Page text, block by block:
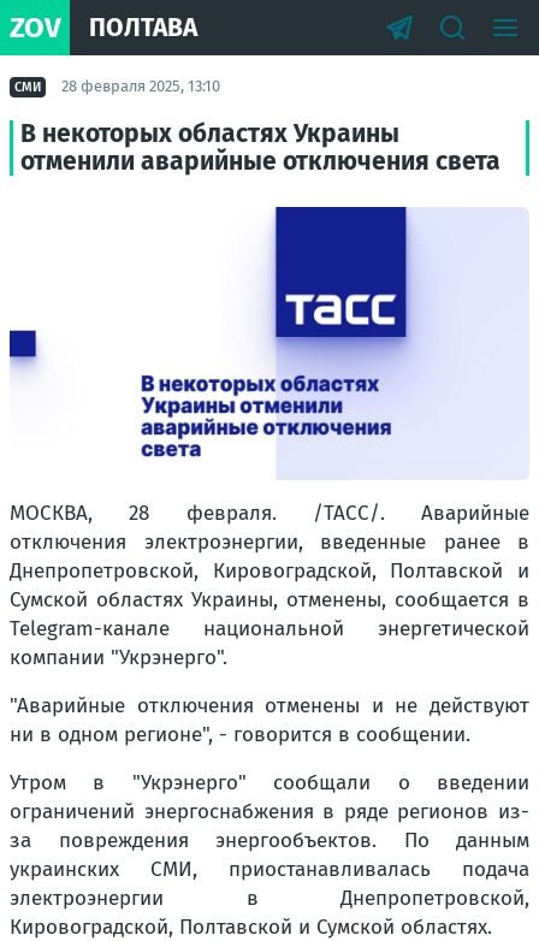
ZOV ПОЛТАВА
СМИ 28 февраля 2025, 13:10
В некоторых областях Украины
отменили аварийные отключения света
МОСКВА, 28 февраля. /ТАСС/. Аварийные
отключения электроэнергии, введенные ранее в
Днепропетровской, Кировоградской, Полтавской и
Сумской областях Украины, отменены, сообщается в
Telegram-канале национальной энергетической
компании "Укрэнерго".
"Аварийные отключения отменены и не действуют
ни в одном регионе", - говорится в сообщении.
Утром в "Укрэнерго" сообщали о введении
ограничений энергоснабжения в ряде регионов из-
за повреждения энергообъектов. По данным
украинских СМИ, приостанавливалась подача
электроэнергии в Днепропетровской,
Кировоградской, Полтавской и Сумской областях.